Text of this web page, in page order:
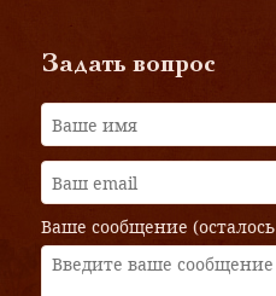
Задать вопрос
Ваше сообщение (осталось